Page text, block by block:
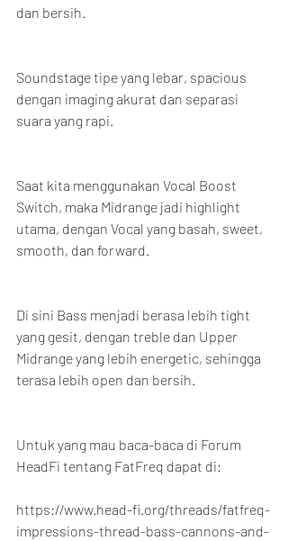
dan bersih.
Soundstage tipe yang lebar, spacious
dengan imaging akurat dan separasi
suara yang rapi.
Saat kita menggunakan Vocal Boost
Switch, maka Midrange jadi highlight
utama, dengan Vocal yang basah, sweet,
smooth, dan forward.
Di sini Bass menjadi berasa lebih tight
yang gesit, dengan treble dan Upper
Midrange yang lebih energetic, sehingga
terasa lebih open dan bersih.
Untuk yang mau baca-baca di Forum
HeadFi tentang FatFreq dapat di:
https://www.head-fi.org/threads/fatfreq-
impressions-thread-bass-cannons-and-